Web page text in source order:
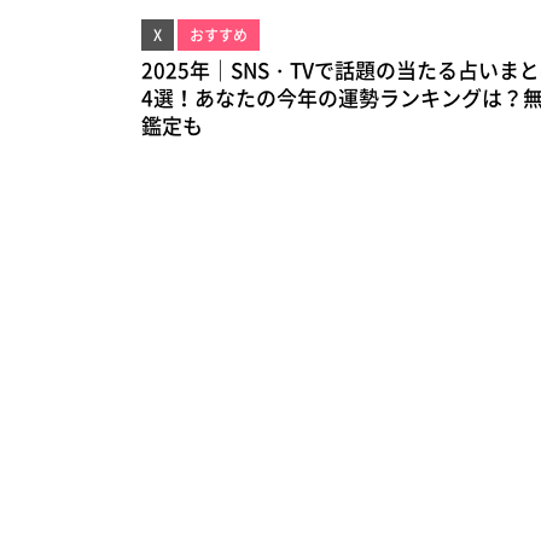
X おすすめ
2025年｜SNS・TVで話題の当たる占いま
4選！あなたの今年の運勢ランキングは？
鑑定も